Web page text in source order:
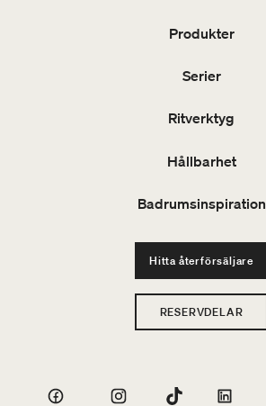
Produkter
Serier
Ritverktyg
Hållbarhet
Badrumsinspiration
Hitta återförsäljare
RESERVDELAR